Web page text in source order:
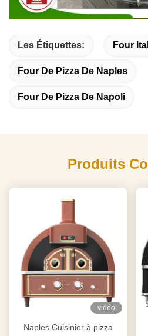
Les Étiquettes: Four
Four De Pizza De Naples
Four De Pizza De Napoli
Produits
vidéo
Naples Cuisinier à pizza